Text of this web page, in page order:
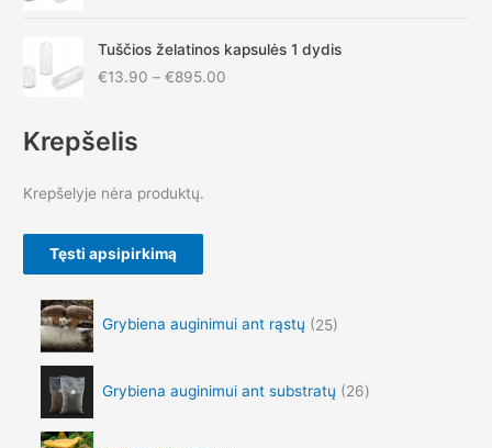
t
o
Tuščios želatinos kapsulės 1 dydis
€13.90 – €895.00
3
0
Krepšelis
Krepšelyje nėra produktų.
Tęsti apsipirkimą
Grybiena auginimui ant rąstų 25
Grybiena auginimui ant substratų 26